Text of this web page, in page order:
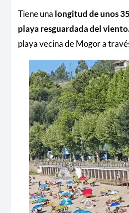
Tiene una longitud de unos
playa resguardada del
playa vecina de Mogor a